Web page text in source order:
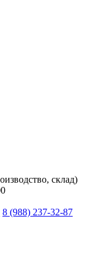
склад)
8 (988) 237-32-87